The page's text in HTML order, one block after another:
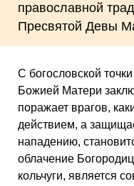
православной
Пресвятой Девы
С богословской
Божией Матери
поражает врагов,
действием, а
нападению,
облачение
кольчуги, является